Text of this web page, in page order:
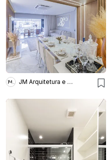
JM Arquitetura e Interiores